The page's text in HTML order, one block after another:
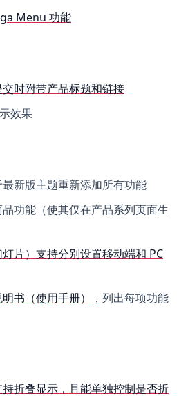
Menu 功能
时附带产品标题和链接
效果
新版主题重新添加所有功能
功能（使其仅在产品系列页面生
片）支持分别设置移动端和 PC
书（使用手册）
，列出每项功能
折叠显示，且能单独控制是否折